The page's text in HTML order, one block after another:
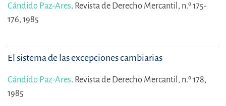
Cándido Paz-Ares. Revista de Derecho Mercantil, n.º 175-
176, 1985
El sistema de las excepciones cambiarias
Cándido Paz-Ares. Revista de Derecho Mercantil, n.º 178,
1985